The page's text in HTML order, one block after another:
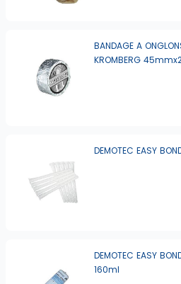
BANDAGE A
KROMBERG
DEMOTEC EASY
DEMOTEC EASY
160ml